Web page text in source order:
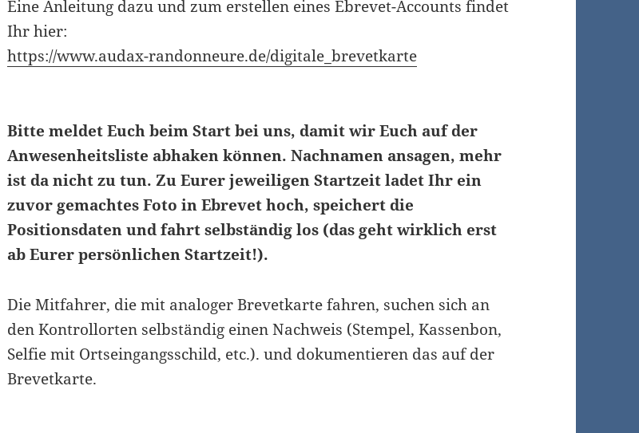
Eine Anleitung dazu und zum erstellen eines Ebrevet-Accounts findet
Ihr hier:
https://www.audax-randonneure.de/digitale_brevetkarte
Bitte meldet Euch beim Start bei uns, damit wir Euch auf der
Anwesenheitsliste abhaken können. Nachnamen ansagen, mehr
ist da nicht zu tun. Zu Eurer jeweiligen Startzeit ladet Ihr ein
zuvor gemachtes Foto in Ebrevet hoch, speichert die
Positionsdaten und fahrt selbständig los (das geht wirklich erst
ab Eurer persönlichen Startzeit!).
Die Mitfahrer, die mit analoger Brevetkarte fahren, suchen sich an
den Kontrollorten selbständig einen Nachweis (Stempel, Kassenbon,
Selfie mit Ortseingangsschild, etc.). und dokumentieren das auf der
Brevetkarte.